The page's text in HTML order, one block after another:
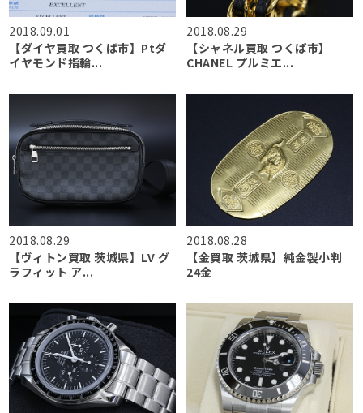
2018.09.01
【ダイヤ買取 つくば市】Ptダ
イヤモンド指輪...
2018.08.29
【シャネル買取 つくば市】
CHANEL プルミエ...
2018.08.29
【ヴィトン買取 茨城県】LV グ
ラフィット ア...
2018.08.28
【金買取 茨城県】純金製小判
24金